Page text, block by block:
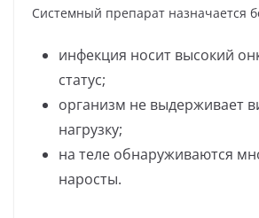
Системный препарат назначается
инфекция носит высокий
статус;
организм не выдерживает
нагрузку;
на теле обнаруживаются
наросты.